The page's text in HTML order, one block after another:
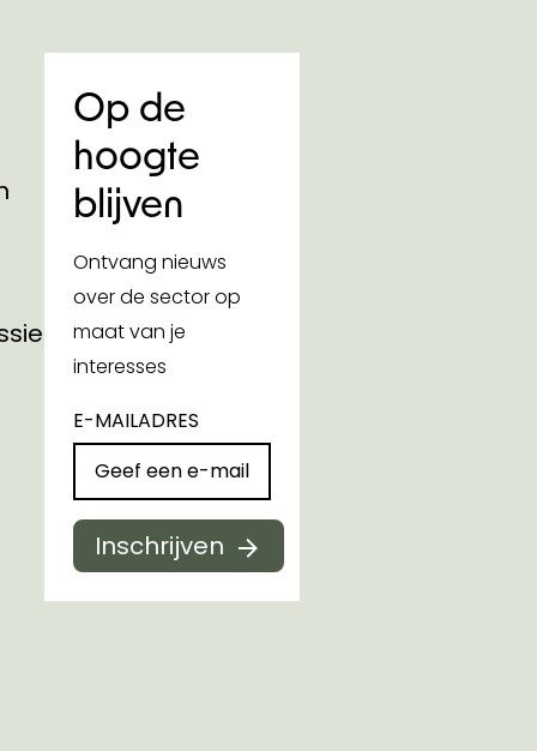
Op de
hoogte
blijven
Ontvang nieuws
over de sector op
maat van je
interesses
E-MAILADRES
Inschrijven